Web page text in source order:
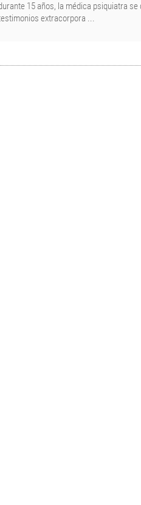
15 años, la médica psiquiatra
extracorpora ...